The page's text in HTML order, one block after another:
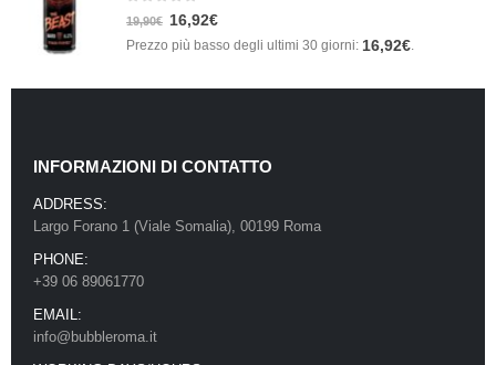
Su 5
19,90€ 16,92€
Prezzo più basso degli ultimi 30 giorni: 16,92€.
INFORMAZIONI DI CONTATTO
ADDRESS:
Largo Forano 1 (Viale Somalia), 00199 Roma
PHONE:
+39 06 89061770
EMAIL:
info@bubbleroma.it